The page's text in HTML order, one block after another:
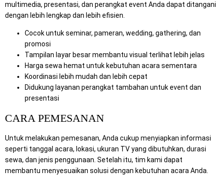
multimedia, presentasi, dan perangkat event Anda dapat ditangani
dengan lebih lengkap dan lebih efisien.
Cocok untuk seminar, pameran, wedding, gathering, dan
promosi
Tampilan layar besar membantu visual terlihat lebih jelas
Harga sewa hemat untuk kebutuhan acara sementara
Koordinasi lebih mudah dan lebih cepat
Didukung layanan perangkat tambahan untuk event dan
presentasi
CARA PEMESANAN
Untuk melakukan pemesanan, Anda cukup menyiapkan informasi
seperti tanggal acara, lokasi, ukuran TV yang dibutuhkan, durasi
sewa, dan jenis penggunaan. Setelah itu, tim kami dapat
membantu menyesuaikan solusi dengan kebutuhan acara Anda.